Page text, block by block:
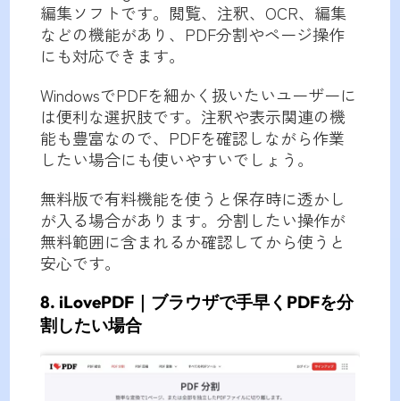
編集ソフトです。閲覧、注釈、OCR、編集
などの機能があり、PDF分割やページ操作
にも対応できます。
WindowsでPDFを細かく扱いたいユーザーに
は便利な選択肢です。注釈や表示関連の機
能も豊富なので、PDFを確認しながら作業
したい場合にも使いやすいでしょう。
無料版で有料機能を使うと保存時に透かし
が入る場合があります。分割したい操作が
無料範囲に含まれるか確認してから使うと
安心です。
8. iLovePDF｜ブラウザで手早くPDFを分
割したい場合